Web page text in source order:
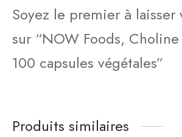
Soyez le premier à laisser
sur “NOW Foods,
100 capsules végétales”
Produits similaires